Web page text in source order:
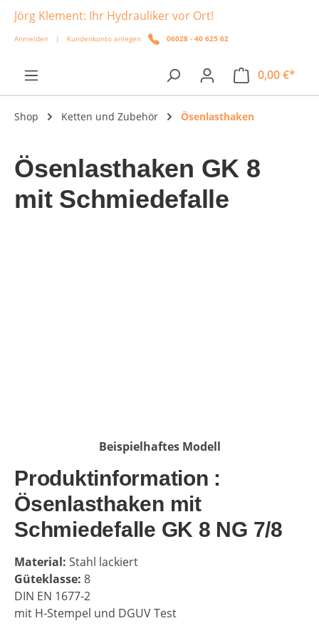
springen
Jörg Klement: Ihr Hydrauliker vor Ort!
Anmelden | Kundenkonto anlegen 06028 - 40 625 62
0,00 €*
Shop Ketten und Zubehör Ösenlasthaken
Ösenlasthaken GK 8
mit Schmiedefalle
Beispielhaftes Modell
Produktinformation :
Ösenlasthaken mit
Schmiedefalle GK 8 NG 7/8
Material: Stahl lackiert
Güteklasse: 8
DIN EN 1677-2
mit H-Stempel und DGUV Test